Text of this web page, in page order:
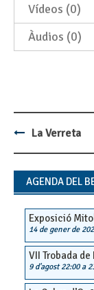
Vídeos (0)
Àudios (0)
Post
navigation
La Verreta
AGENDA DEL
Exposició
14 de gener de
VII Trobada
9 d'agost 22:00a